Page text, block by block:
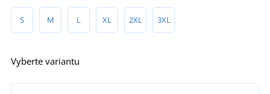
S M L XL 2XL 3XL
Vyberte variantu